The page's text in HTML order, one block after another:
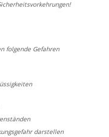
folgende Gefahren
darstellen